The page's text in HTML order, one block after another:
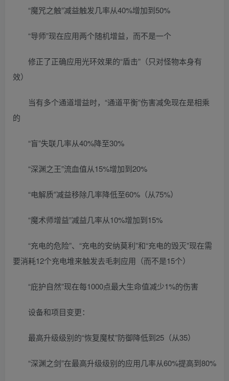
“魔咒之触”减益触发几率从40%增加到50%
“导师”现在应用两个随机增益，而不是一个
修正了正确应用光环效果的“盾击”（只对怪物本身有
效）
当有多个通道增益时，“通道平衡”伤害减免现在是相乘
的
“盲”失联几率从40%降至30%
“深渊之王”流血值从15%增加到20%
“电解质”减益移除几率降低至60%（从75%）
“魔术师增益”减益几率从10%增加到15%
“充电的危险”、“充电的安纳莫利”和“充电的毁灭”现在需
要消耗12个充电堆来触发去毛刺应用（而不是15个）
“庇护自然”现在每1000点最大生命值减少1%的伤害
设备和项目变更：
最高升级级别的“恢复魔杖”防御降低到25（从35）
“深渊之剑”在最高升级级别的应用几率从60%提高到80%